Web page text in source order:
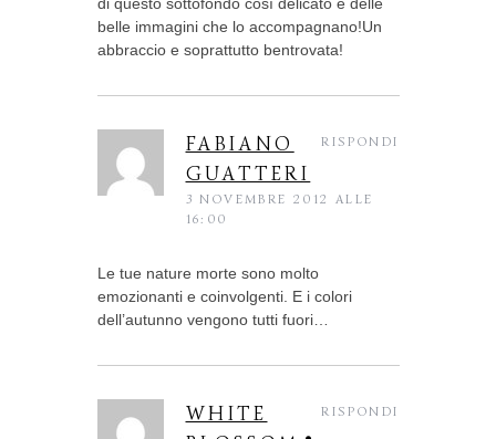
di questo sottofondo così delicato e delle
belle immagini che lo accompagnano!Un
abbraccio e soprattutto bentrovata!
FABIANO
GUATTERI
3 NOVEMBRE 2012 ALLE
16:00
Le tue nature morte sono molto
emozionanti e coinvolgenti. E i colori
dell’autunno vengono tutti fuori…
RISPONDI
WHITE
RISPONDI